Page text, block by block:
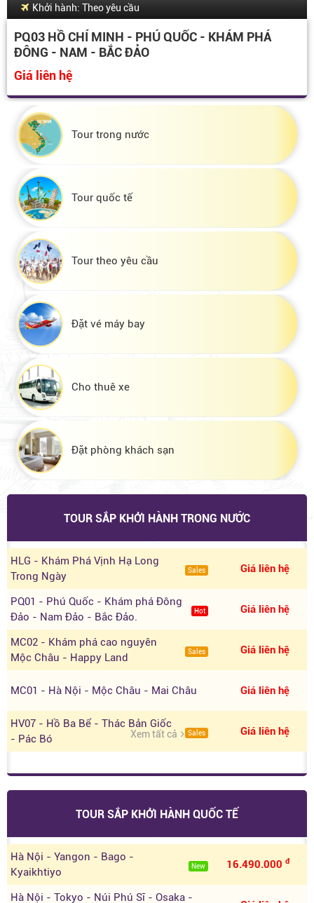
Khởi hành: Theo yêu cầu
PQ03 HỒ CHÍ MINH - PHÚ QUỐC - KHÁM PHÁ
ĐÔNG - NAM - BẮC ĐẢO
Giá liên hệ
Tour trong nước
Tour quốc tế
Tour theo yêu cầu
Đặt vé máy bay
Cho thuê xe
Đặt phòng khách sạn
TOUR SẮP KHỞI HÀNH TRONG NƯỚC
HLG - Khám Phá Vịnh Hạ Long
Trong Ngày
Sales Giá liên hệ
PQ01 - Phú Quốc - Khám phá Đông
Đảo - Nam Đảo - Bắc Đảo.
Hot Giá liên hệ
MC02 - Khám phá cao nguyên
Mộc Châu - Happy Land
Sales Giá liên hệ
MC01 - Hà Nội - Mộc Châu - Mai Châu Giá liên hệ
HV07 - Hồ Ba Bể - Thác Bản Giốc
- Pác Bó
Sales Giá liên hệ
Xem tất cả
TOUR SẮP KHỞI HÀNH QUỐC TẾ
Hà Nội - Yangon - Bago -
Kyaikhtiyo
New 16.490.000 đ
Hà Nội - Tokyo - Núi Phú Sĩ - Osaka -